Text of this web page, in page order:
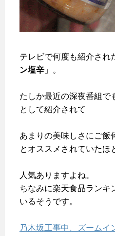
テレビで何度も紹介され
ン塩辛 」。
たしか最近の深夜番組で
として紹介されて
あまりの美味しさにご飯
とオススメされていたほ
人気ありますよね。
ちなみに楽天食品ランキ
いるそうです。
乃木坂工事中、ズームイ